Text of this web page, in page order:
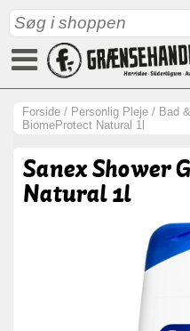
Forside / Personlig Pleje / Bad
BiomeProtect Natural 1l
Sanex Shower
Natural 1l